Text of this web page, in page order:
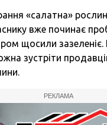
«салатна»
вже починає
щосили
зустріти
РЕКЛАМА